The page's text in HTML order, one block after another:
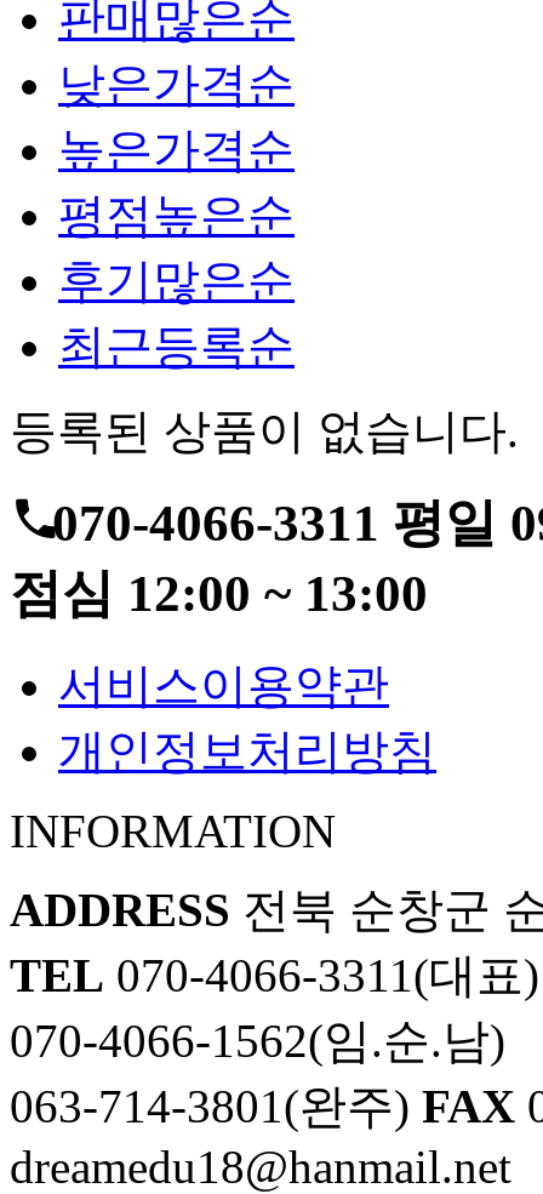
판매많은순
낮은가격순
높은가격순
평점높은순
후기많은순
최근등록순
등록된 상품이 없습니다.
070-4066-3311 평일
점심 12:00 ~ 13:00
서비스이용약관
개인정보처리방침
INFORMATION
ADDRESS 전북 순창군
TEL 070-4066-3311(대표)
070-4066-1562(임.순.남)
063-714-3801(완주) FAX
dreamedu18@hanmail.net